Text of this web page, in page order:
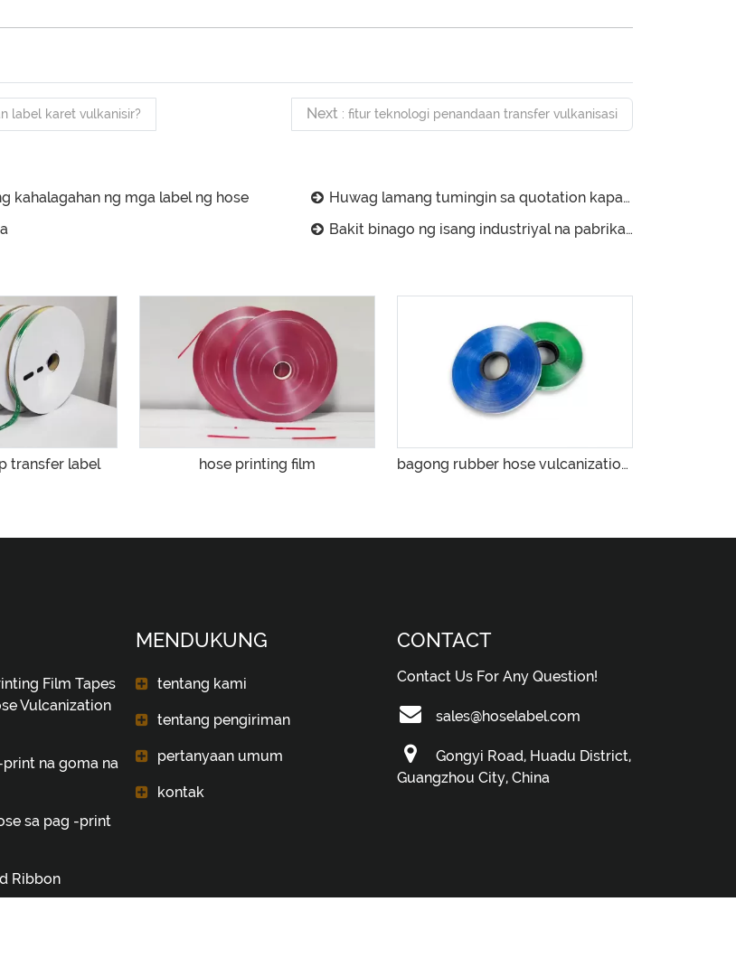
label karet vulkanisir? Next : fitur teknologi penandaan transfer vulkanisasi
kahalagahan ng mga label ng hose
Huwag lamang tumingin sa quotation kapag pumipili ng pang-industriyang hose printing film
Bakit binago ng isang industriyal na pabrika ng hose na may taunang output na 2 milyong metro ang supplier ng label ng bulkanisasyon nito?
transfer label hose printing film bagong rubber hose vulcanization label
Film Tapes
Vulcanization
na goma na
sa pag -print
Ribbon
MENDUKUNG
tentang kami
tentang pengiriman
pertanyaan umum
kontak
CONTACT
Contact Us For Any Question!
sales@hoselabel.com
Gongyi Road, Huadu District,
Guangzhou City, China